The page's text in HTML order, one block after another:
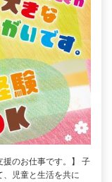
援のお仕事です。】 子
、児童と生活を共に